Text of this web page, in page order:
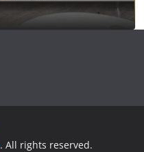
. All rights reserved.